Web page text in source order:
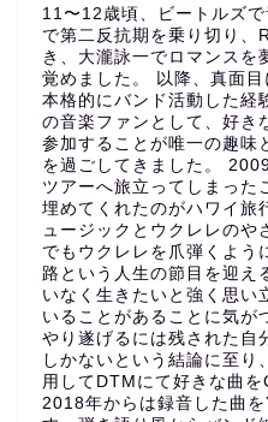
11〜12歳頃、ビートルズ
で第二反抗期を乗り切り、
き、大瀧詠一でロマンスを
覚めました。 以降、真面目
本格的にバンド活動した経
の音楽ファンとして、好き
参加することが唯一の趣味
を過ごしてきました。
ツアーへ旅立ってしまった
埋めてくれたのがハワイ旅
ュージックとウクレレのや
でもウクレレを爪弾くよう
路という人生の節目を迎え
いなく生きたいと強く思い
いることがあることに気が
やり遂げるには残された自
しかないという結論に至り
用してDTMにて好きな曲
2018年からは録音した曲